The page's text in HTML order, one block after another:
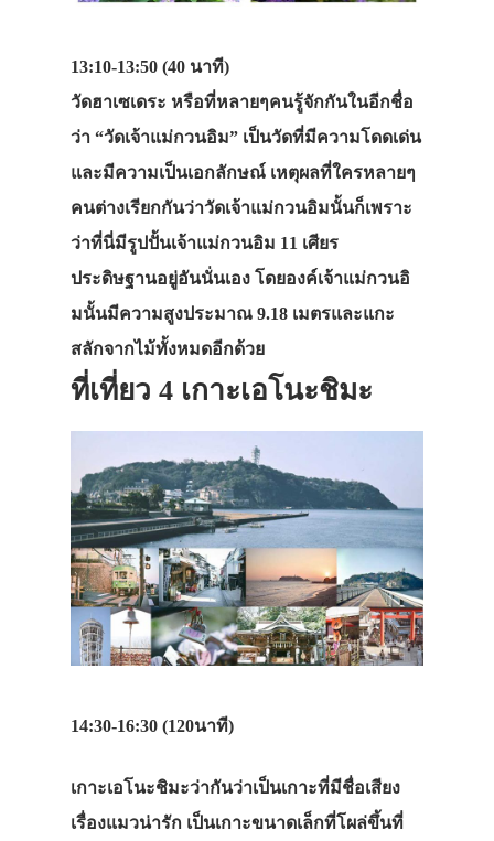
13:10-13:50 (40 นาที)
วัดฮาเซเดระ หรือที่หลายๆคนรู้จักกันในอีกชื่อ
ว่า “วัดเจ้าแม่กวนอิม” เป็นวัดที่มีความโดดเด่น
และมีความเป็นเอกลักษณ์ เหตุผลที่ใครหลายๆ
คนต่างเรียกกันว่าวัดเจ้าแม่กวนอิมนั้นก็เพราะ
ว่าที่นี่มีรูปปั้นเจ้าแม่กวนอิม 11 เศียร
ประดิษฐานอยู่อันนั่นเอง โดยองค์เจ้าแม่กวนอิ
มนั้นมีความสูงประมาณ 9.18 เมตรและแกะ
สลักจากไม้ทั้งหมดอีกด้วย
ที่เที่ยว 4 เกาะเอโนะชิมะ
14:30-16:30 (120นาที)
เกาะเอโนะชิมะว่ากันว่าเป็นเกาะที่มีชื่อเสียง
เรื่องแมวน่ารัก เป็นเกาะขนาดเล็กที่โผล่ขึ้นที่